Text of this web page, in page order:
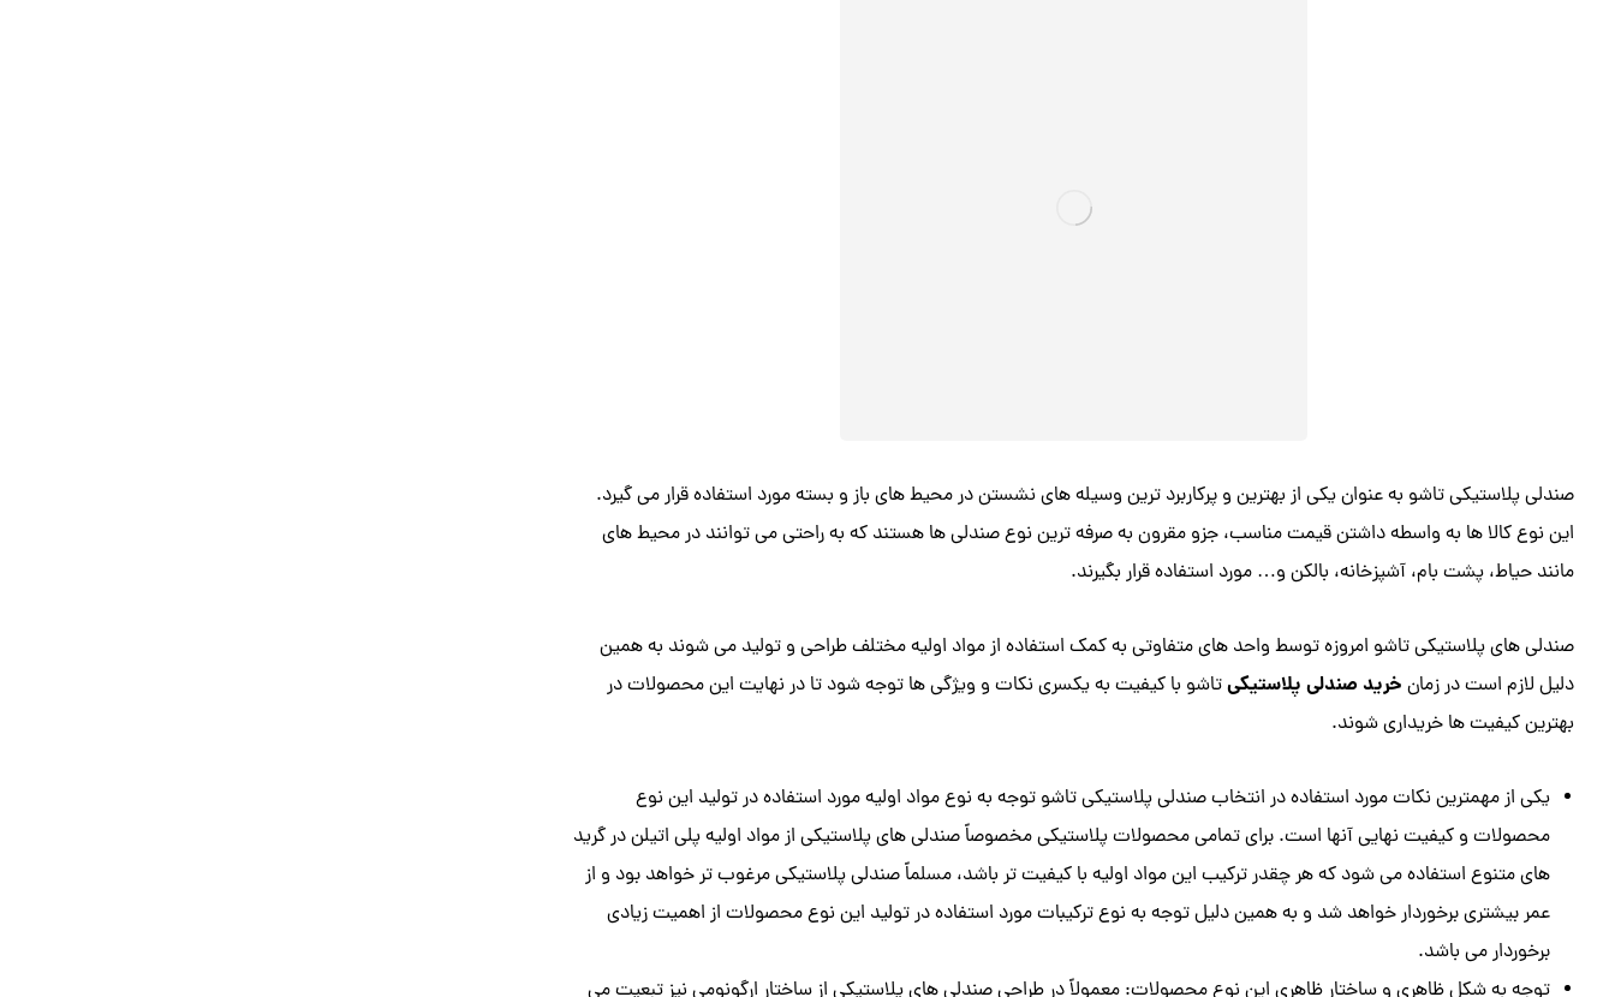
صندلی پلاستیکی تاشو به عنوان یکی از بهترین و پرکاربرد ترین وسیله های نشستن در محیط های باز و بسته مورد استفاده قرار می گیرد.
این نوع کالا ها به واسطه داشتن قیمت مناسب، جزو مقرون به صرفه‌ ترین نوع صندلی ها هستند که به راحتی می‌ توانند در محیط‌ های
مانند حیاط، پشت بام، آشپزخانه، بالکن و… مورد استفاده قرار بگیرند.
صندلی های پلاستیکی تاشو امروزه توسط واحد های متفاوتی به کمک استفاده از مواد اولیه مختلف طراحی و تولید می‌ شوند به همین
دلیل لازم است در زمان خرید صندلی پلاستیکیتاشو با کیفیت به یکسری نکات و ویژگی‌ ها توجه شود تا در نهایت این محصولات در
بهترین کیفیت ها خریداری شوند.
یکی از مهمترین نکات مورد استفاده در انتخاب صندلی پلاستیکی تاشو توجه به نوع مواد اولیه مورد استفاده در تولید این نوع
محصولات و کیفیت نهایی آنها است. برای تمامی محصولات پلاستیکی مخصوصاً صندلی های پلاستیکی از مواد اولیه پلی اتیلن در گرید
های متنوع استفاده می‌ شود که هر چقدر ترکیب این مواد اولیه با کیفیت تر باشد، مسلماً صندلی پلاستیکی مرغوب تر خواهد بود و از
عمر بیشتری برخوردار خواهد شد و به همین دلیل توجه به نوع ترکیبات مورد استفاده در تولید این نوع محصولات از اهمیت زیادی
برخوردار می باشد.
توجه به شکل ظاهری و ساختار ظاهری این نوع محصولات: معمولاً در طراحی صندلی های پلاستیکی از ساختار ارگونومی نیز تبعیت می